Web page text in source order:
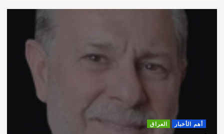
العراق